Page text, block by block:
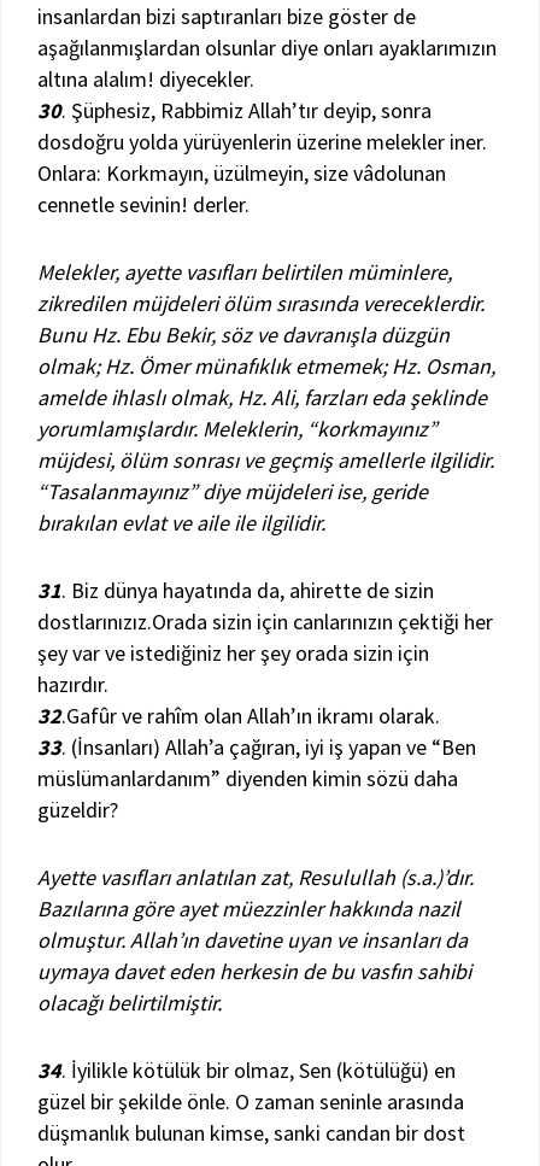
insanlardan bizi saptıranları bize göster de
aşağılanmışlardan olsunlar diye onları ayaklarımızın
altına alalım! diyecekler.
30. Şüphesiz, Rabbimiz Allah’tır deyip, sonra
dosdoğru yolda yürüyenlerin üzerine melekler iner.
Onlara: Korkmayın, üzülmeyin, size vâdolunan
cennetle sevinin! derler.
Melekler, ayette vasıfları belirtilen müminlere,
zikredilen müjdeleri ölüm sırasında vereceklerdir.
Bunu Hz. Ebu Bekir, söz ve davranışla düzgün
olmak; Hz. Ömer münafıklık etmemek; Hz. Osman,
amelde ihlaslı olmak, Hz. Ali, farzları eda şeklinde
yorumlamışlardır. Meleklerin, “korkmayınız”
müjdesi, ölüm sonrası ve geçmiş amellerle ilgilidir.
“Tasalanmayınız” diye müjdeleri ise, geride
bırakılan evlat ve aile ile ilgilidir.
31. Biz dünya hayatında da, ahirette de sizin
dostlarınızız.Orada sizin için canlarınızın çektiği her
şey var ve istediğiniz her şey orada sizin için
hazırdır.
32.Gafûr ve rahîm olan Allah’ın ikramı olarak.
33. (İnsanları) Allah’a çağıran, iyi iş yapan ve “Ben
müslümanlardanım” diyenden kimin sözü daha
güzeldir?
Ayette vasıfları anlatılan zat, Resulullah (s.a.)’dır.
Bazılarına göre ayet müezzinler hakkında nazil
olmuştur. Allah’ın davetine uyan ve insanları da
uymaya davet eden herkesin de bu vasfın sahibi
olacağı belirtilmiştir.
34. İyilikle kötülük bir olmaz, Sen (kötülüğü) en
güzel bir şekilde önle. O zaman seninle arasında
düşmanlık bulunan kimse, sanki candan bir dost